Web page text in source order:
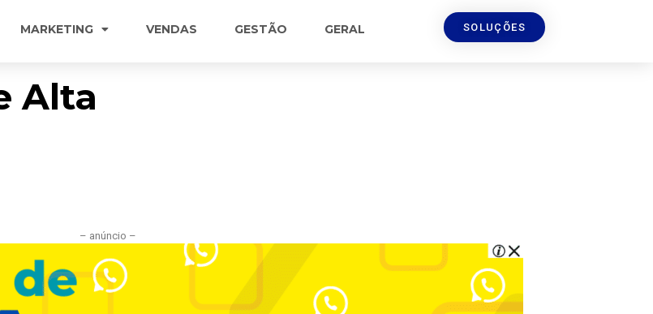
MARKETING VENDAS GESTÃO GERAL SOLUÇÕES
Alta
– anúncio –